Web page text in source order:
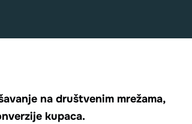
na društvenim mrežama,
kupaca.